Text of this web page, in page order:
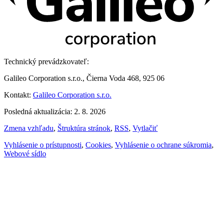
Technický prevádzkovateľ:
Galileo Corporation s.r.o., Čierna Voda 468, 925 06
Kontakt: Galileo Corporation s.r.o.
Posledná aktualizácia: 2. 8. 2026
Zmena vzhľadu, Štruktúra stránok, RSS, Vytlačiť
Vyhlásenie o prístupnosti, Cookies, Vyhlásenie o ochrane súkromia,
Webové sídlo